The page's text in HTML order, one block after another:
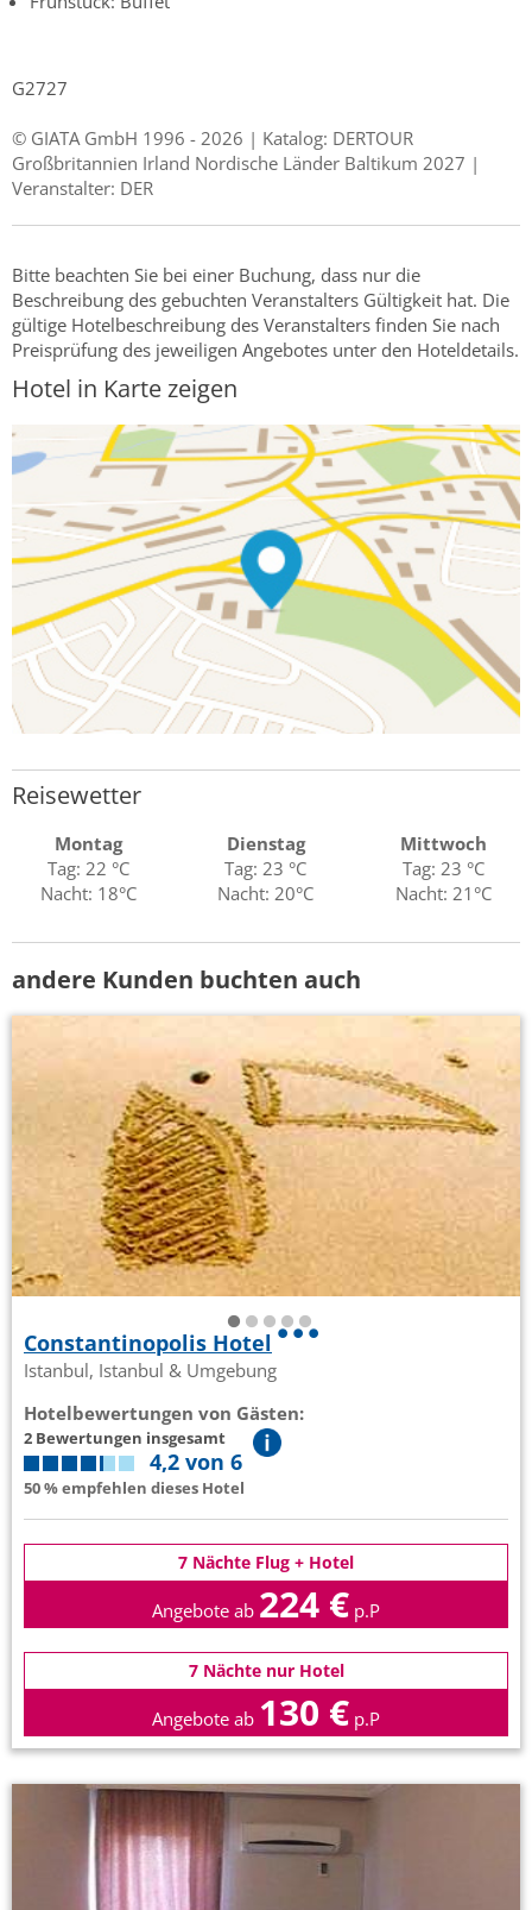
G2727
© GIATA GmbH 1996 - 2026 | Katalog: DERTOUR
Großbritannien Irland Nordische Länder Baltikum 2027 |
Veranstalter: DER
Bitte beachten Sie bei einer Buchung, dass nur die
Beschreibung des gebuchten Veranstalters Gültigkeit hat. Die
gültige Hotelbeschreibung des Veranstalters finden Sie nach
Preisprüfung des jeweiligen Angebotes unter den Hoteldetails.
Hotel in Karte zeigen
Reisewetter
Montag
Tag: 22 °C
Nacht: 18°C
Dienstag
Tag: 23 °C
Nacht: 20°C
Mittwoch
Tag: 23 °C
Nacht: 21°C
andere Kunden buchten auch
Constantinopolis Hotel
Istanbul, Istanbul & Umgebung
Hotelbewertungen von Gästen:
2 Bewertungen insgesamt
4,2 von 6
50 % empfehlen dieses Hotel
7 Nächte Flug + Hotel
Angebote ab 224 € p.P
7 Nächte nur Hotel
Angebote ab 130 € p.P